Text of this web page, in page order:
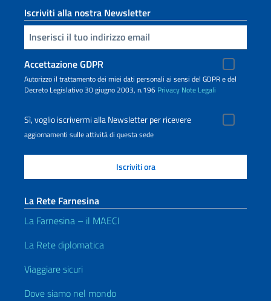
Iscriviti alla nostra Newsletter
Inserisci la tua email
Accettazione GDPR
Autorizzo il trattamento dei miei dati personali ai sensi del GDPR e del
Decreto Legislativo 30 giugno 2003, n.196 Privacy Note Legali
Sì, voglio iscrivermi alla Newsletter per ricevere
aggiornamenti sulle attività di questa sede
La Rete Farnesina
La Farnesina – il MAECI
La Rete diplomatica
Viaggiare sicuri
Dove siamo nel mondo